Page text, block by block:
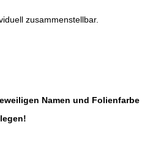
zusammenstellbar.
Namen und Folienfarbe